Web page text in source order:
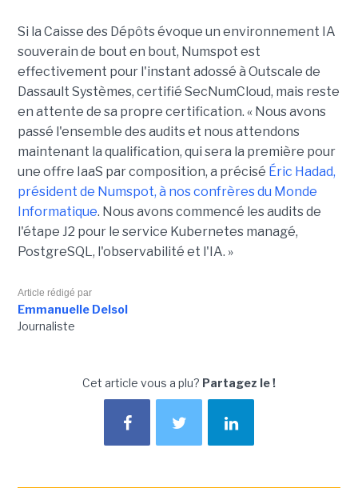
Si la Caisse des Dépôts évoque un environnement IA
souverain de bout en bout, Numspot est
effectivement pour l'instant adossé à Outscale de
Dassault Systèmes, certifié SecNumCloud, mais reste
en attente de sa propre certification. « Nous avons
passé l'ensemble des audits et nous attendons
maintenant la qualification, qui sera la première pour
une offre IaaS par composition, a précisé Éric Hadad,
président de Numspot, à nos confrères du Monde
Informatique. Nous avons commencé les audits de
l'étape J2 pour le service Kubernetes managé,
PostgreSQL, l'observabilité et l'IA. »
Article rédigé par
Emmanuelle Delsol
Journaliste
Cet article vous a plu? Partagez le !